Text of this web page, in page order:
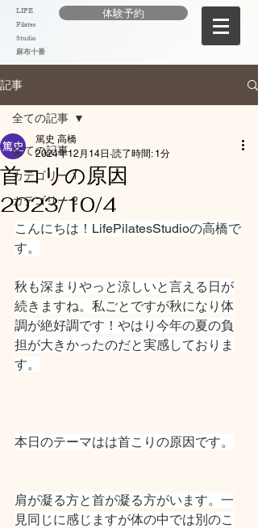
LIFE
Pilates
Studio
麻布十番
体験予約
記事
全ての記事
カテゴリー 1
カテゴリー 2
全ての記事
首コリの原因
2023/10/4
篤史 高橋
2024年12月14日 読了時間: 1分
こんにちは！LifePilatesStudioの高橋で
す。
秋も深まりやっと涼しいと言える日が
続きますね。私ごとですが秋になり体
調が絶好調です！やはり今年の夏の負
担が大きかったのだと実感しておりま
す。
本日のテーマはは首こりの原因です。
肩が凝る方と首が凝る方がいます。一
見同じに感じますが体の中では別のこ